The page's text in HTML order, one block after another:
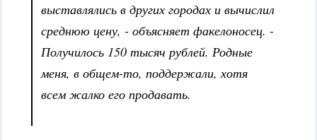
выставлялись в других городах и вычислил
среднюю цену, - объясняет факелоносец. -
Получилось 150 тысяч рублей. Родные
меня, в общем-то, поддержали, хотя
всем жалко его продавать.